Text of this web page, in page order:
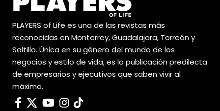
PLAYERS of Life es una de las revistas más
reconocidas en Monterrey, Guadalajara, Torreón y
Saltillo. Única en su género del mundo de los
negocios y estilo de vida, es la publicación predilecta
de empresarios y ejecutivos que saben vivir al
máximo.